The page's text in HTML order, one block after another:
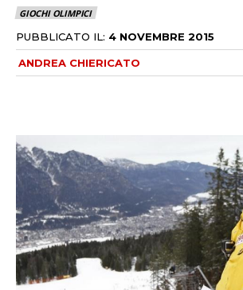
GIOCHI OLIMPICI
PUBBLICATO IL: 4 NOVEMBRE 2015
ANDREA CHIERICATO